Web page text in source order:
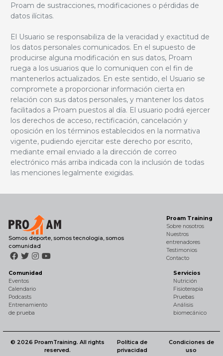
Proam de sustracciones, modificaciones o pérdidas de
datos ilícitas.
El Usuario se responsabiliza de la veracidad y exactitud de
los datos personales comunicados. En el supuesto de
producirse alguna modificación en sus datos, Proam
ruega a los usuarios que lo comuniquen con el fin de
mantenerlos actualizados. En este sentido, el Usuario se
compromete a proporcionar información cierta en
relación con sus datos personales, y mantener los datos
facilitados a Proam puestos al día. El usuario podrá ejercer
los derechos de acceso, rectificación, cancelación y
oposición en los términos establecidos en la normativa
vigente, pudiendo ejercitar este derecho por escrito,
mediante email enviado a la dirección de correo
electrónico más arriba indicada con la inclusión de todas
las menciones legalmente exigidas.
Somos deporte, somos tecnologia, somos
comunidad
Proam Training
Sobre nosotros
Nuestros
entrenadores
Testimonios
Contacto
Comunidad
Eventos
Calendario
Podcasts
Entrenamiento
de prueba
Servicios
Nutrición
Fisioterapia
Pruebas
Análisis
biomecánico
© 2026 ProamTraining. All rights
reserved.
Política de
privacidad
Condiciones de
uso